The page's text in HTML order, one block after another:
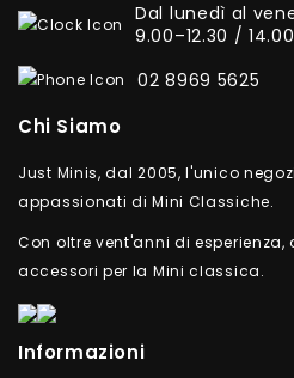
Dal lunedì al
9.00–12.30 /
02 8969 5625
Chi Siamo
Just Minis, dal 2005, l'unico
appassionati di Mini Classiche.
Con oltre vent'anni di
accessori per la Mini classica.
Informazioni